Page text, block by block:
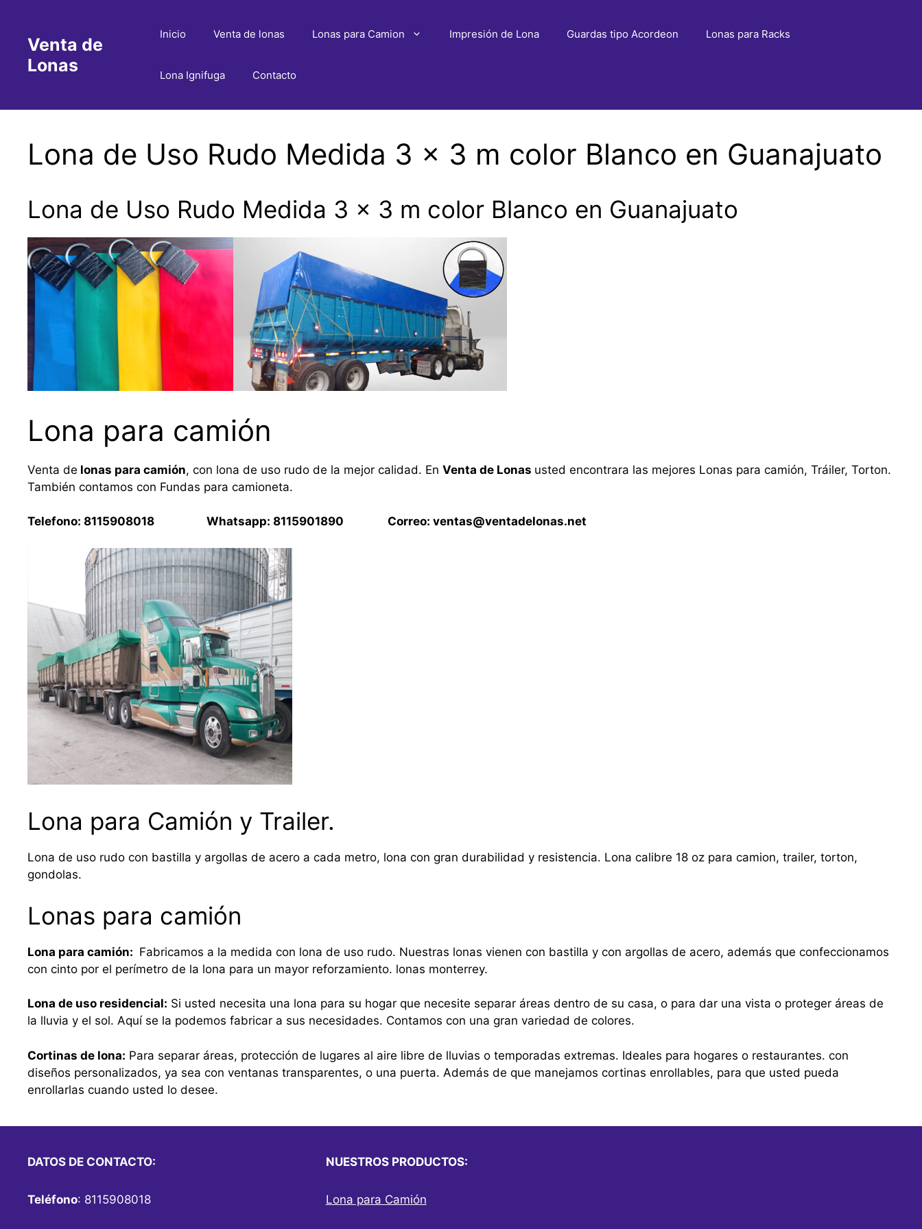
contenidoVenta de
Lonas
Inicio Venta de lonas Lonas para Camion Impresión de Lona Guardas tipo Acordeon Lonas para Racks
Lona Ignifuga Contacto
Lona de Uso Rudo Medida 3 x 3 m color Blanco en Guanajuato
Lona de Uso Rudo Medida 3 x 3 m color Blanco en Guanajuato
Lona para camión
Venta de lonas para camión, con lona de uso rudo de la mejor calidad. En Venta de Lonas usted encontrara las mejores Lonas para camión, Tráiler, Torton.
También contamos con Fundas para camioneta.
Telefono: 8115908018 Whatsapp: 8115901890 Correo: ventas@ventadelonas.net
Lona para Camión y Trailer.
Lona de uso rudo con bastilla y argollas de acero a cada metro, lona con gran durabilidad y resistencia. Lona calibre 18 oz para camion, trailer, torton,
gondolas.
Lonas para camión
Lona para camión: Fabricamos a la medida con lona de uso rudo. Nuestras lonas vienen con bastilla y con argollas de acero, además que confeccionamos
con cinto por el perímetro de la lona para un mayor reforzamiento. lonas monterrey.
Lona de uso residencial: Si usted necesita una lona para su hogar que necesite separar áreas dentro de su casa, o para dar una vista o proteger áreas de
la lluvia y el sol. Aquí se la podemos fabricar a sus necesidades. Contamos con una gran variedad de colores.
Cortinas de lona: Para separar áreas, protección de lugares al aire libre de lluvias o temporadas extremas. Ideales para hogares o restaurantes. con
diseños personalizados, ya sea con ventanas transparentes, o una puerta. Además de que manejamos cortinas enrollables, para que usted pueda
enrollarlas cuando usted lo desee.
DATOS DE CONTACTO:
Teléfono: 8115908018
NUESTROS PRODUCTOS:
Lona para Camión